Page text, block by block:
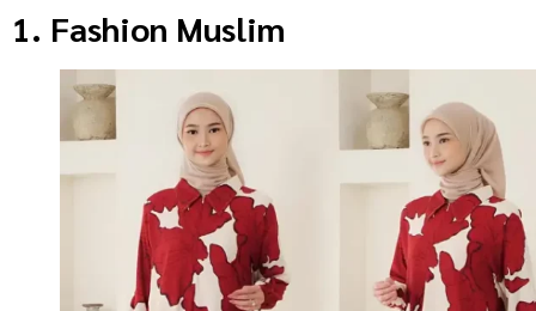
1. Fashion Muslim